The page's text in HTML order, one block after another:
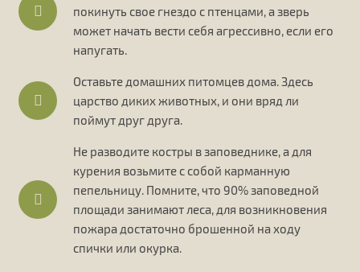
покинуть свое гнездо с птенцами, а зверь
может начать вести себя агрессивно, если его
напугать.
Оставьте домашних питомцев дома. Здесь
царство диких животных, и они вряд ли
поймут друг друга.
Не разводите костры в заповеднике, а для
курения возьмите с собой карманную
пепельницу. Помните, что 90% заповедной
площади занимают леса, для возникновения
пожара достаточно брошенной на ходу
спички или окурка.